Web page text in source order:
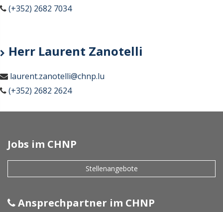
(+352) 2682 7034
Herr Laurent Zanotelli
laurent.zanotelli@chnp.lu
(+352) 2682 2624
Jobs im CHNP
Stellenangebote
Ansprechpartner im CHNP